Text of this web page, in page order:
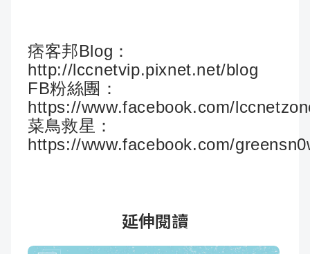
痞客邦Blog：
http://lccnetvip.pixnet.net/blog
FB粉絲團：
https://www.facebook.com/
菜鳥救星：
https://www.facebook.com/
延伸閱讀